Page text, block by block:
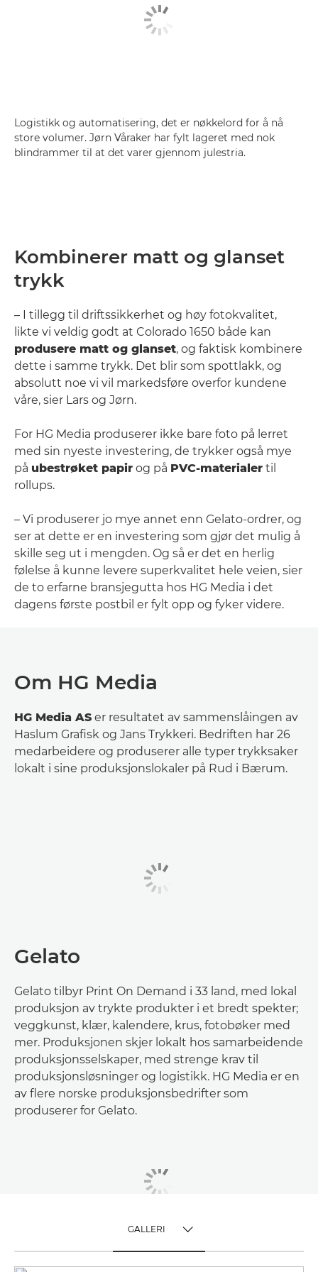
Logistikk og automatisering, det er nøkkelord for å nå
store volumer. Jørn Våraker har fylt lageret med nok
blindrammer til at det varer gjennom julestria.
Kombinerer matt og glanset
trykk
– I tillegg til driftssikkerhet og høy fotokvalitet,
likte vi veldig godt at Colorado 1650 både kan
produsere matt og glanset, og faktisk kombinere
dette i samme trykk. Det blir som spottlakk, og
absolutt noe vi vil markedsføre overfor kundene
våre, sier Lars og Jørn.
For HG Media produserer ikke bare foto på lerret
med sin nyeste investering, de trykker også mye
på ubestrøket papir og på PVC-materialer til
rollups.
– Vi produserer jo mye annet enn Gelato-ordrer, og
ser at dette er en investering som gjør det mulig å
skille seg ut i mengden. Og så er det en herlig
følelse å kunne levere superkvalitet hele veien, sier
de to erfarne bransjegutta hos HG Media i det
dagens første postbil er fylt opp og fyker videre.
Om HG Media
HG Media AS er resultatet av sammenslåingen av
Haslum Grafisk og Jans Trykkeri. Bedriften har 26
medarbeidere og produserer alle typer trykksaker
lokalt i sine produksjonslokaler på Rud i Bærum.
Gelato
Gelato tilbyr Print On Demand i 33 land, med lokal
produksjon av trykte produkter i et bredt spekter;
veggkunst, klær, kalendere, krus, fotobøker med
mer. Produksjonen skjer lokalt hos samarbeidende
produksjonsselskaper, med strenge krav til
produksjonsløsninger og logistikk. HG Media er en
av flere norske produksjonsbedrifter som
produserer for Gelato.
GALLERI